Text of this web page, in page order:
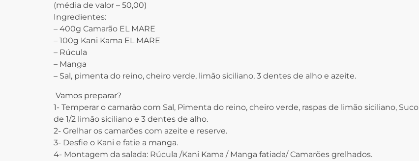
(média de valor – 50,00)
Ingredientes:
– 400g Camarão EL MARE
– 100g Kani Kama EL MARE
– Rúcula
– Manga
– Sal, pimenta do reino, cheiro verde, limão siciliano, 3 dentes de alho e azeite.
‍ Vamos preparar?
1- Temperar o camarão com Sal, Pimenta do reino, cheiro verde, raspas de limão siciliano, Suco
de 1/2 limão siciliano e 3 dentes de alho.
2- Grelhar os camarões com azeite e reserve.
3- Desfie o Kani e fatie a manga.
4- Montagem da salada: Rúcula /Kani Kama / Manga fatiada/ Camarões grelhados.